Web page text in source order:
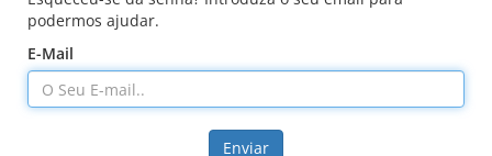
podermos ajudar.
E-Mail
Enviar